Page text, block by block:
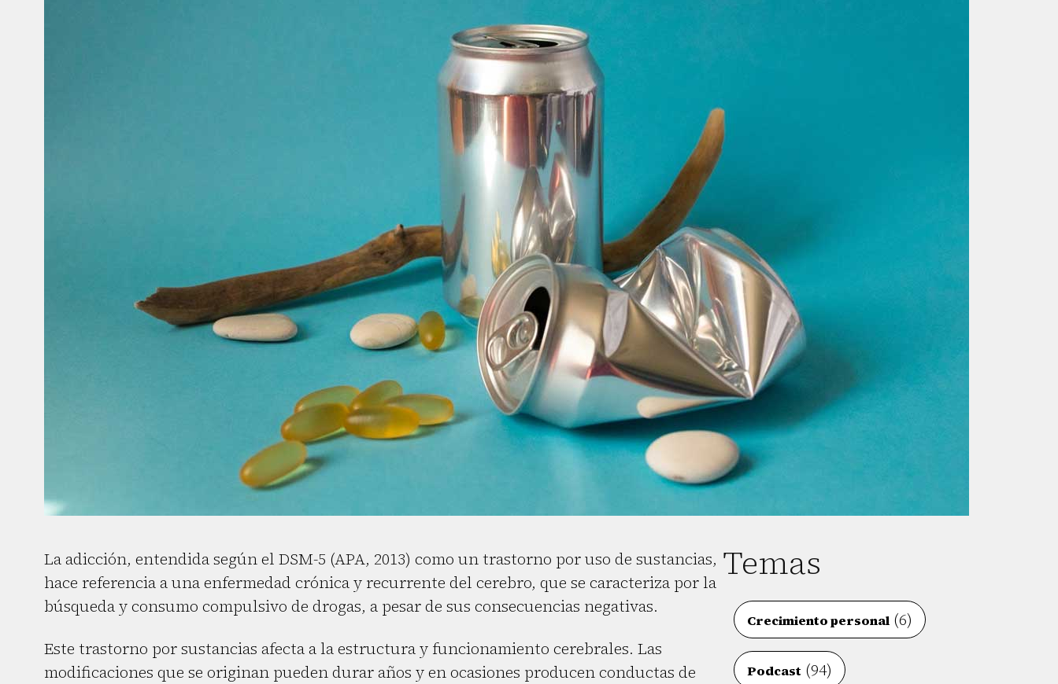
La adicción, entendida según el DSM-5 (APA, 2013) como un trastorno por uso de sustancias,
hace referencia a una enfermedad crónica y recurrente del cerebro, que se caracteriza por la
búsqueda y consumo compulsivo de drogas, a pesar de sus consecuencias negativas.
Este trastorno por sustancias afecta a la estructura y funcionamiento cerebrales. Las
modificaciones que se originan pueden durar años y en ocasiones producen conductas de
Temas
Crecimiento personal (6)
Podcast (94)